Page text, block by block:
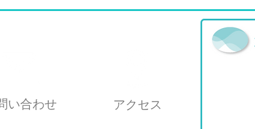
い合わせ アクセス